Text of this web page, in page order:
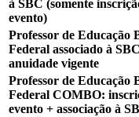
à SBC (somente
evento)
Professor de Educação
Federal associado à
anuidade vigente
Professor de Educação
Federal COMBO:
evento + associação à